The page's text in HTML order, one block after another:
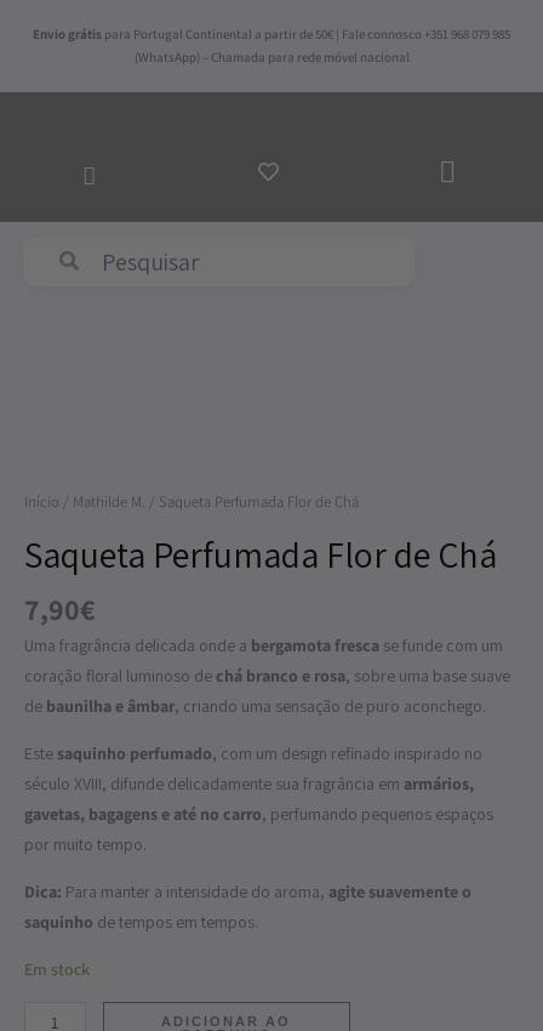
Envio grátis para Portugal Continental a partir de 50€ | Fale connosco +351 968 079 985
(WhatsApp) – Chamada para rede móvel nacional
AO
Início / Mathilde M. / Saqueta Perfumada Flor de Chá
Saqueta Perfumada Flor de Chá
7,90€
Uma fragrância delicada onde a bergamota fresca se funde com um
coração floral luminoso de chá branco e rosa, sobre uma base suave
de baunilha e âmbar, criando uma sensação de puro aconchego.
Este saquinho perfumado, com um design refinado inspirado no
século XVIII, difunde delicadamente sua fragrância em armários,
gavetas, bagagens e até no carro, perfumando pequenos espaços
por muito tempo.
Dica: Para manter a intensidade do aroma, agite suavemente o
saquinho de tempos em tempos.
Em stock
Perfumada
Flor
de
Chá
ADICIONAR AO